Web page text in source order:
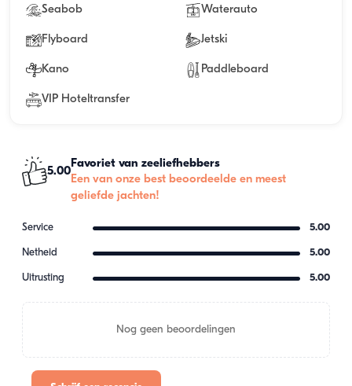
Seabob Waterauto
Flyboard Jetski
Kano Paddleboard
VIP Hoteltransfer
5.00
Favoriet van zeeliefhebbers
Een van onze best beoordeelde en meest
geliefde jachten!
Service 5.00
Netheid 5.00
Uitrusting 5.00
Nog geen beoordelingen